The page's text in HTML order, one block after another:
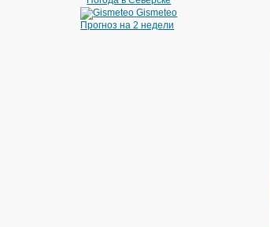
Gismeteo
Прогноз на 2 недели